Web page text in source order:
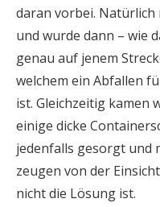
daran vorbei. Natürlich
und wurde dann – wie
genau auf jenem
welchem ein Abfallen
ist. Gleichzeitig kamen
einige dicke
jedenfalls gesorgt und
zeugen von der
nicht die Lösung ist.